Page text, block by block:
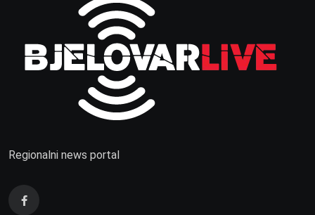
Regionalni news portal